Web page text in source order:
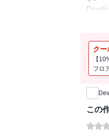
（
ーは
成功
みな
上げ
のか戸
本書は
ィに
コミ
てい
クー
【
フロ
新刊
この